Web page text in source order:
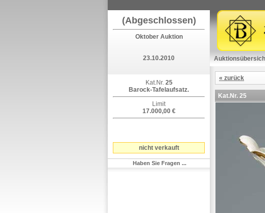
(Abgeschlossen)
Oktober Auktion
23.10.2010
Kat.Nr. 25
Barock-Tafelaufsatz.
Limit
17.000,00 €
nicht verkauft
Haben Sie Fragen ...
« zurück
Kat.Nr. 25